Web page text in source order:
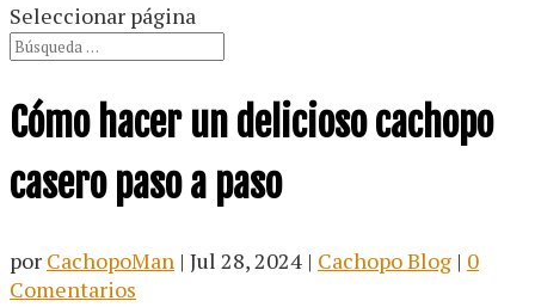
Seleccionar página
Cómo hacer un delicioso cachopo
casero paso a paso
por CachopoMan | Jul 28, 2024 | Cachopo Blog | 0
Comentarios